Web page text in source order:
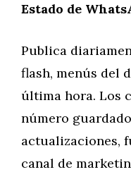
Estado de
Publica
flash, menús del
última hora. Los
número
actualizaciones,
canal de